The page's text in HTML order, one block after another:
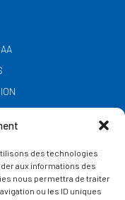
des technologies
aux informations des
nous permettra de traiter
ou les ID uniques